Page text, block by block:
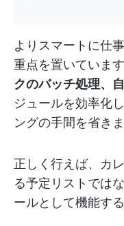
よりスマートに仕
重点を置いています
クのバッチ処理、
ジュールを効率化
ングの手間を省きま
正しく行えば、カ
る予定リストでは
ールとして機能す